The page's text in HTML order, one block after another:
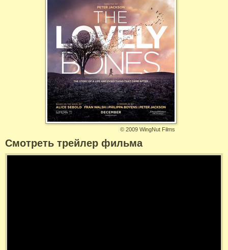
© 2009 WingNut Films
Смотреть трейлер фильма